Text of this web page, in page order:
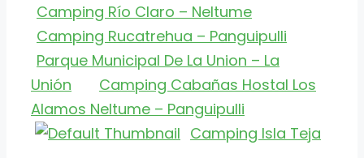
Camping Río Claro – Neltume
Camping Rucatrehua – Panguipulli
Parque Municipal De La Union – La
Unión
Camping Cabañas Hostal Los
Alamos Neltume – Panguipulli
Camping Isla Teja